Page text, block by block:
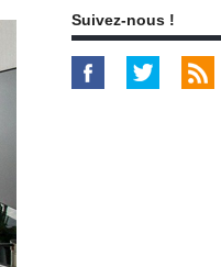
Suivez-nous !